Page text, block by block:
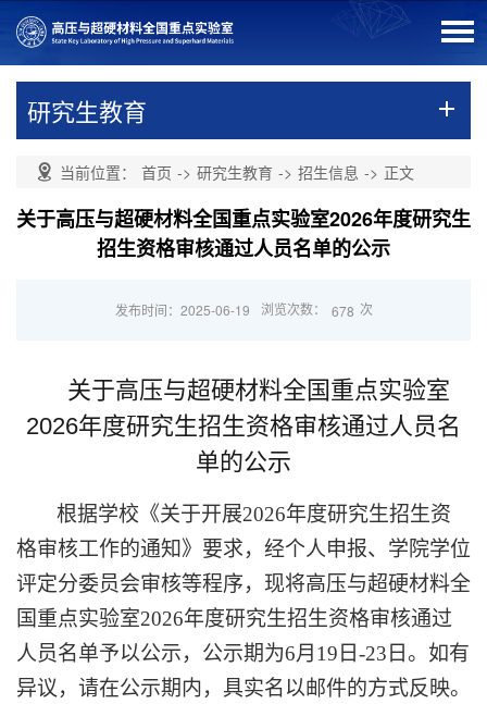
研究生教育
当前位置： 首页 -> 研究生教育 -> 招生信息 -> 正文
​关于高压与超硬材料全国重点实验室2026年度研究生
招生资格审核通过人员名单的公示
发布时间：2025-06-19 浏览次数： 678 次
关于高压与超硬材料全国重点实验室
2026年度研究生招生资格审核通过人员名
单的公示
根据学校《关于开展2026年度研究生招生资
格审核工作的通知》要求，经个人申报、学院学位
评定分委员会审核等程序，现将高压与超硬材料全
国重点实验室2026年度研究生招生资格审核通过
人员名单予以公示，公示期为6月 19 日-23 日。如有
异议，请在公示期内，具实名以邮件的方式反映。